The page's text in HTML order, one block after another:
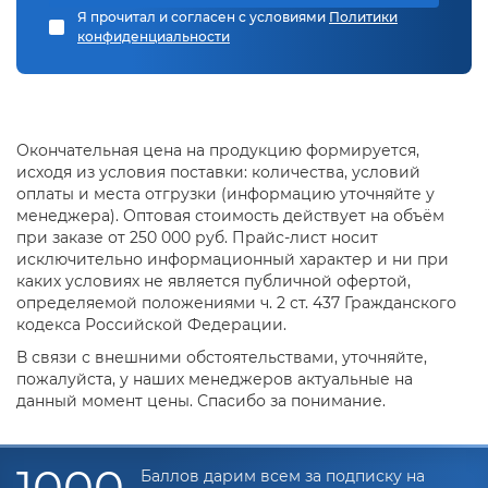
используем такой способ с полупроводниками,
керамическими и ситалловыми изделиями.
Почему мы рекомендуем лазерную резку
Методика активно применяется при резке сложных
деталей, что является ее основным преимуществом.
Однако, помимо этого, технология отлично
зарекомендовала себя в сравнении с другими видами
резки благодаря ряду достоинств:
Автоматизация процесса. Данное свойство помогает
получить контуры сложных пространственных форм.
Внутрь блока управления мастера могут загрузить
чертеж, и оборудование с легкостью повторит его.
Высокий уровень производительности. Быстрая
скорость резки при высоком качестве готового изделия.
Я прочитал и согласен с условиями Политики
конфиденциальности
Окончательная цена на продукцию формируется,
исходя из условия поставки: количества, условий
оплаты и места отгрузки (информацию уточняйте у
менеджера). Оптовая стоимость действует на объём
при заказе от 250 000 руб. Прайс-лист носит
исключительно информационный характер и ни при
каких условиях не является публичной офертой,
определяемой положениями ч. 2 ст. 437 Гражданского
кодекса Российской Федерации.
В связи с внешними обстоятельствами, уточняйте,
пожалуйста, у наших менеджеров актуальные на
данный момент цены. Спасибо за понимание.
Баллов дарим всем за подписку на